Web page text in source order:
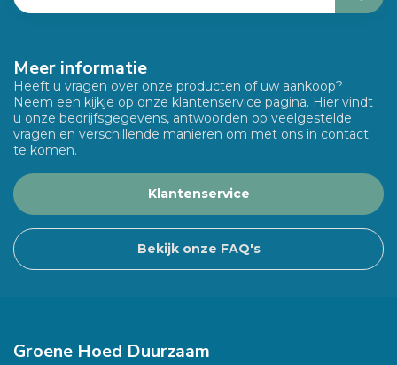
Meer informatie
Heeft u vragen over onze producten of uw aankoop?
Neem een kijkje op onze klantenservice pagina. Hier vindt
u onze bedrijfsgegevens, antwoorden op veelgestelde
vragen en verschillende manieren om met ons in contact
te komen.
Klantenservice
Bekijk onze FAQ's
Groene Hoed Duurzaam